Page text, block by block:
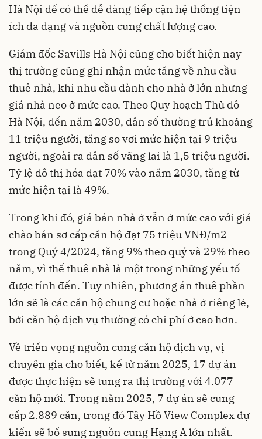
Hà Nội để có thể dễ dàng tiếp cận hệ thống tiện
ích đa dạng và nguồn cung chất lượng cao.
Giám đốc Savills Hà Nội cũng cho biết hiện nay
thị trường cũng ghi nhận mức tăng về nhu cầu
thuê nhà, khi nhu cầu dành cho nhà ở lớn nhưng
giá nhà neo ở mức cao. Theo Quy hoạch Thủ đô
Hà Nội, đến năm 2030, dân số thường trú khoảng
11 triệu người, tăng so vơi mức hiện tại 9 triệu
người, ngoài ra dân số vãng lai là 1,5 triệu người.
Tỷ lệ đô thị hóa đạt 70% vào năm 2030, tăng từ
mức hiện tại là 49%.
Trong khi đó, giá bán nhà ở vẫn ở mức cao với giá
chào bán sơ cấp căn hộ đạt 75 triệu VNĐ/m2
trong Quý 4/2024, tăng 9% theo quý và 29% theo
năm, vì thế thuê nhà là một trong những yếu tố
được tính đến. Tuy nhiên, phương án thuê phần
lớn sẽ là các căn hộ chung cư hoặc nhà ở riêng lẻ,
bởi căn hộ dịch vụ thường có chi phí ở cao hơn.
Về triển vọng nguồn cung căn hộ dịch vụ, vị
chuyên gia cho biết, kể từ năm 2025, 17 dự án
được thực hiện sẽ tung ra thị trường với 4.077
căn hộ mới. Trong năm 2025, 7 dự án sẽ cung
cấp 2.889 căn, trong đó Tây Hồ View Complex dự
kiến sẽ bổ sung nguồn cung Hạng A lớn nhất.